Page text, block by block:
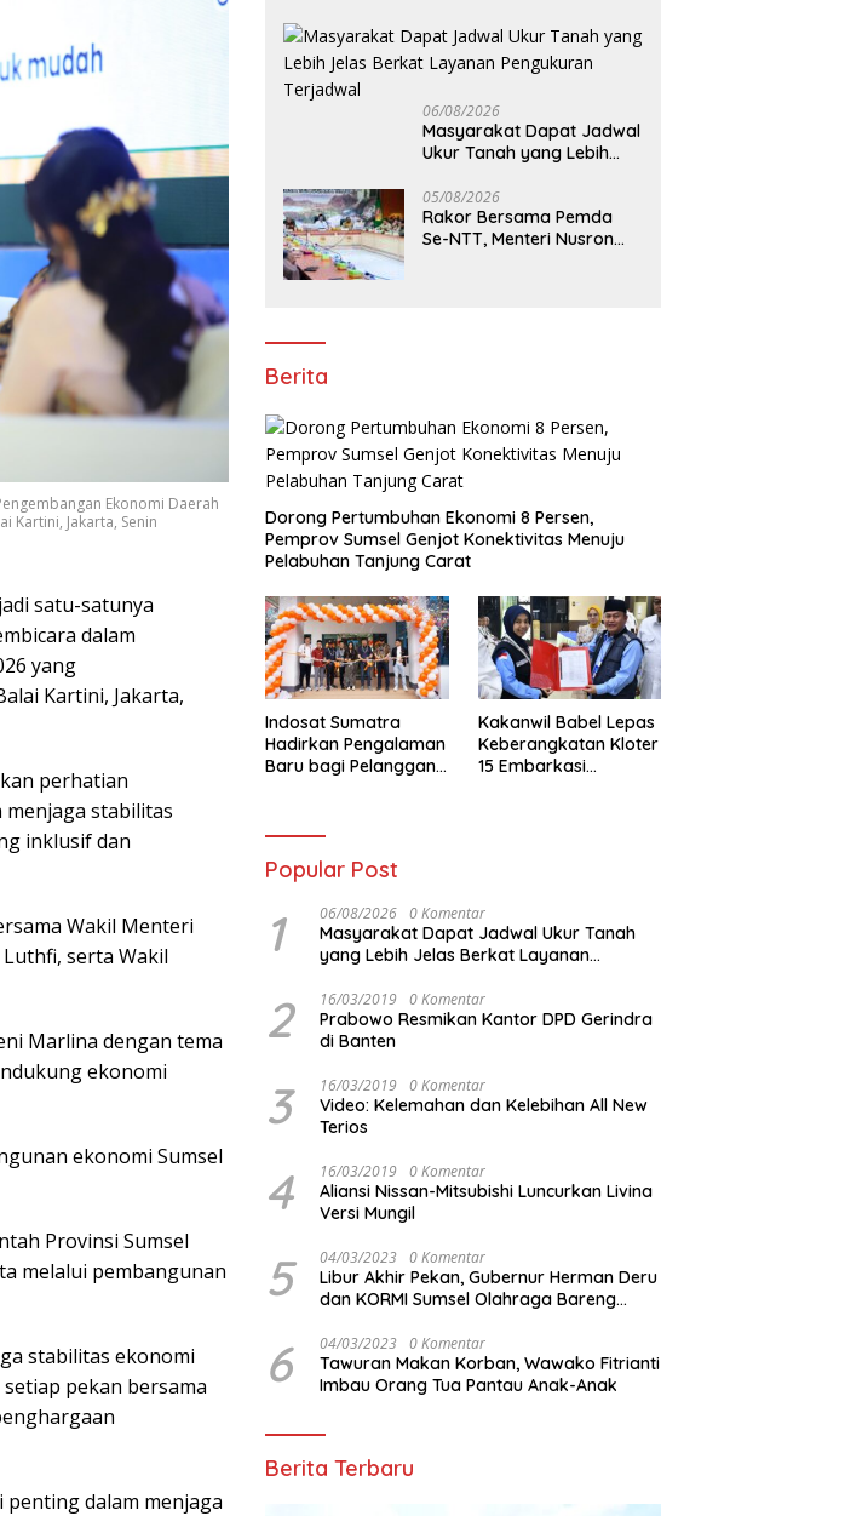
Ekonomi Daerah
Kartini, Jakarta, Senin
satu-satunya
dalam
yang
Kartini, Jakarta,
perhatian
stabilitas
inklusif dan
Wakil Menteri
serta Wakil
Marlina dengan tema
ekonomi
ekonomi Sumsel
Provinsi Sumsel
melalui pembangunan
stabilitas ekonomi
pekan bersama
dalam menjaga
06/08/2026
Masyarakat Dapat Jadwal
Ukur Tanah yang Lebih
Pengukuran Terjadwal
05/08/2026
Rakor Bersama Pemda
Se-NTT, Menteri Nusron
Berita
Dorong Pertumbuhan Ekonomi 8 Persen,
Pemprov Sumsel Genjot Konektivitas Menuju
Pelabuhan Tanjung Carat
Indosat Sumatra
Hadirkan Pengalaman
Baru bagi Pelanggan
Coffee
Kakanwil Babel Lepas
Keberangkatan Kloter
15 Embarkasi
Popular Post
1 06/08/2026 0 Komentar
Masyarakat Dapat Jadwal Ukur Tanah
yang Lebih Jelas Berkat Layanan
2 16/03/2019 0 Komentar
Prabowo Resmikan Kantor DPD Gerindra
di Banten
3 16/03/2019 0 Komentar
Video: Kelemahan dan Kelebihan All New
Terios
4 16/03/2019 0 Komentar
Aliansi Nissan-Mitsubishi Luncurkan Livina
Versi Mungil
5 04/03/2023 0 Komentar
Libur Akhir Pekan, Gubernur Herman Deru
dan KORMI Sumsel Olahraga Bareng
6 04/03/2023 0 Komentar
Tawuran Makan Korban, Wawako Fitrianti
Imbau Orang Tua Pantau Anak-Anak
Berita Terbaru